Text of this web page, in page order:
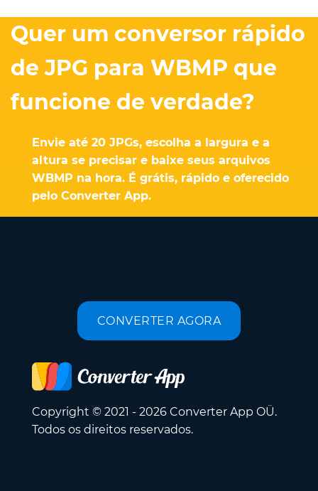
Quer um conversor rápido
de JPG para WBMP que
funcione de verdade?
Envie até 20 JPGs, escolha a largura e a
altura se precisar e baixe seus arquivos
WBMP na hora. É grátis, rápido e oferecido
pelo Converter App.
CONVERTER AGORA
Copyright © 2021 - 2026 Converter App OÜ.
Todos os direitos reservados.